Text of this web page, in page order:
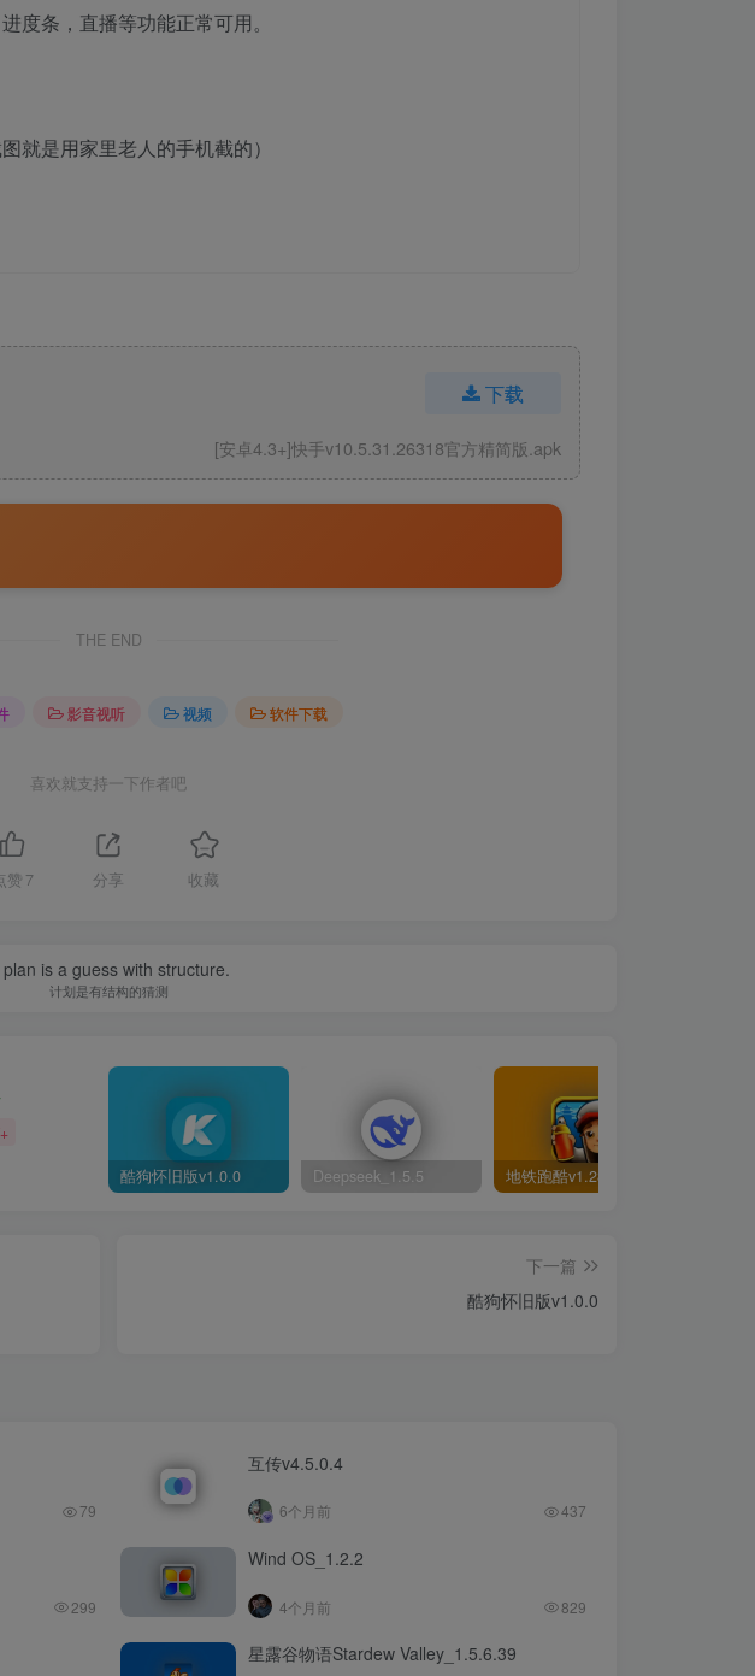
度条，直播等功能正常可用。
就是用家里老人的手机截的）
下载
[安卓4.3+]快手v10.5.31.26318官方精简版.apk
THE END
影音视听 视频 软件下载
喜欢就支持一下作者吧
赞 7 分享 收藏
plan is a guess with structure.
计划是有结构的猜测
酷狗怀旧版v1.0.0 Deepseek_1.5.5
下一篇
酷狗怀旧版v1.0.0
79
互传v4.5.0.4
6个月前 437
299
Wind OS_1.2.2
4个月前 829
星露谷物语Stardew Valley_1.5.6.39